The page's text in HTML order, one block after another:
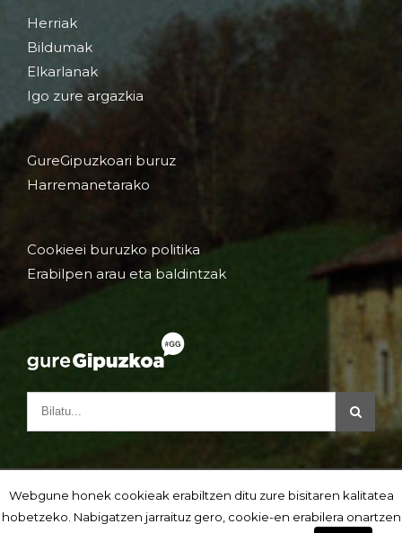
Herriak
Bildumak
Elkarlanak
Igo zure argazkia
GureGipuzkoari buruz
Harremanetarako
Cookieei buruzko politika
Erabilpen arau eta baldintzak
Webgune honek cookieak erabiltzen ditu zure bisitaren kalitatea
hobetzeko. Nabigatzen jarraituz gero, cookie-en erabilera onartzen